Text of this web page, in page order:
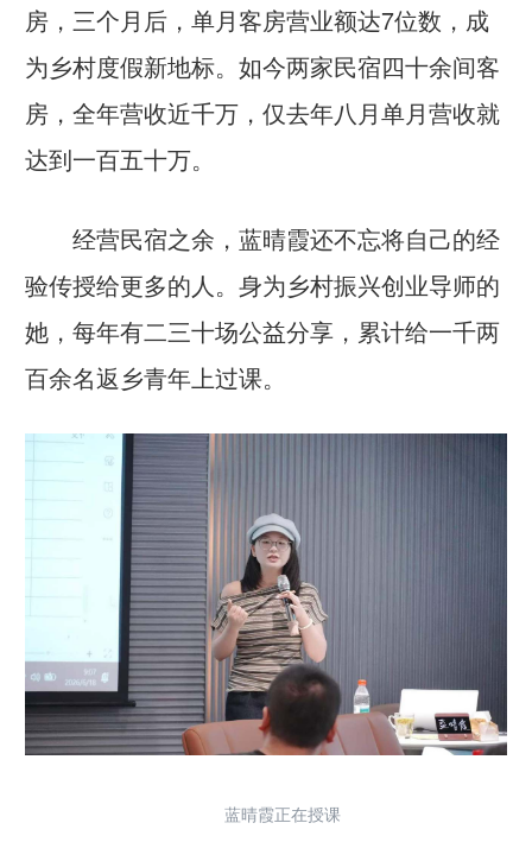
房，三个月后，单月客房营业额达7位数，成
为乡村度假新地标。如今两家民宿四十余间客
房，全年营收近千万，仅去年八月单月营收就
达到一百五十万。
经营民宿之余，蓝晴霞还不忘将自己的经
验传授给更多的人。身为乡村振兴创业导师的
她，每年有二三十场公益分享，累计给一千两
百余名返乡青年上过课。
蓝晴霞正在授课